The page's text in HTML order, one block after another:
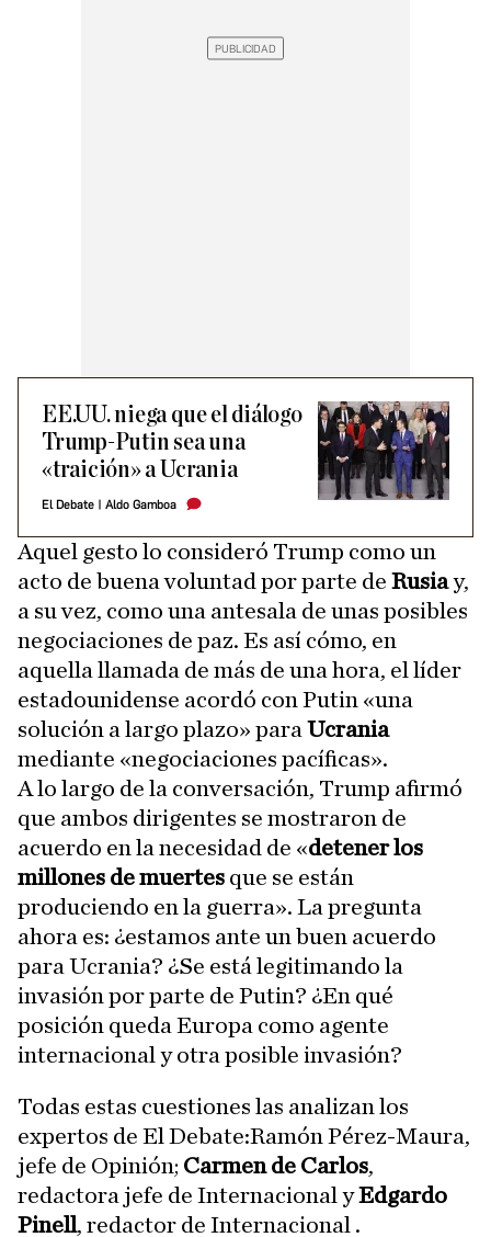
EE.UU. niega que el diálogo
Trump-Putin sea una
«traición» a Ucrania
El Debate | Aldo Gamboa
Aquel gesto lo consideró Trump como un
acto de buena voluntad por parte de Rusiay,
a su vez, como una antesala de unas posibles
negociaciones de paz. Es así cómo, en
aquella llamada de más de una hora, el líder
estadounidense acordó con Putin «una
solución a largo plazo» para Ucrania
mediante «negociaciones pacíficas».
A lo largo de la conversación, Trump afirmó
que ambos dirigentes se mostraron de
acuerdo en la necesidad de «detener los
millones de muertes que se están
produciendo en la guerra». La pregunta
ahora es: ¿estamos ante un buen acuerdo
para Ucrania? ¿Se está legitimando la
invasión por parte de Putin? ¿En qué
posición queda Europa como agente
internacional y otra posible invasión?
Todas estas cuestiones las analizan los
expertos de El Debate:Ramón Pérez-Maura,
jefe de Opinión; Carmen de Carlos,
redactora jefe de Internacional yEdgardo
Pinell, redactor de Internacional .